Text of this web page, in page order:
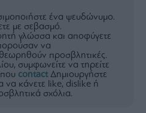
ένα ψευδώνυμο.
με σεβασμό.
γλώσσα και αποφύγετε
να
προσβλητικές.
συμφωνείτε να τηρείτε
contactΔημιουργήστε
να κάνετε like, dislike ή
σχόλια.